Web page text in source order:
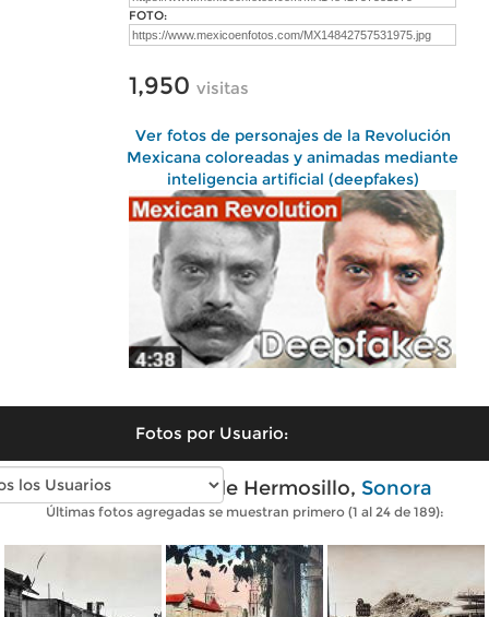
FOTO:
1,950 visitas
Ver fotos de personajes de la Revolución
Mexicana coloreadas y animadas mediante
inteligencia artificial (deepfakes)
Fotos por Usuario:
Fotos antiguas de Hermosillo, Sonora
Últimas fotos agregadas se muestran primero (1 al 24 de 189):